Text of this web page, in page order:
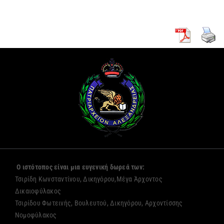
Ο ιστότοπος είναι μια ευγενική δωρεά των:
Τσιρίδη Κωνσταντίνου, Δικηγόρου,Μέγα Άρχοντος
Δικαιοφύλακος
Τσιρίδου Φωτεινής, Βουλευτού, Δικηγόρου, Αρχοντίσσης
Νομοφύλακος